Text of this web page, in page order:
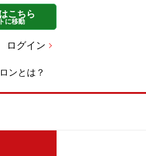
こちら
に移動
ログイン
ンとは？